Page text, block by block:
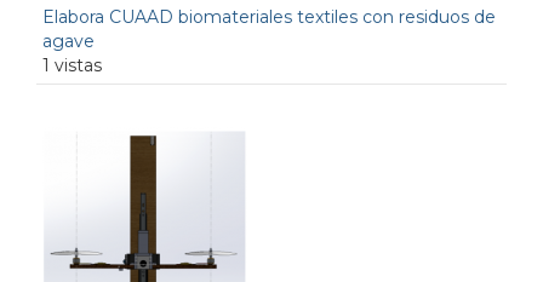
Elabora CUAAD biomateriales textiles con residuos de
agave
1 vistas